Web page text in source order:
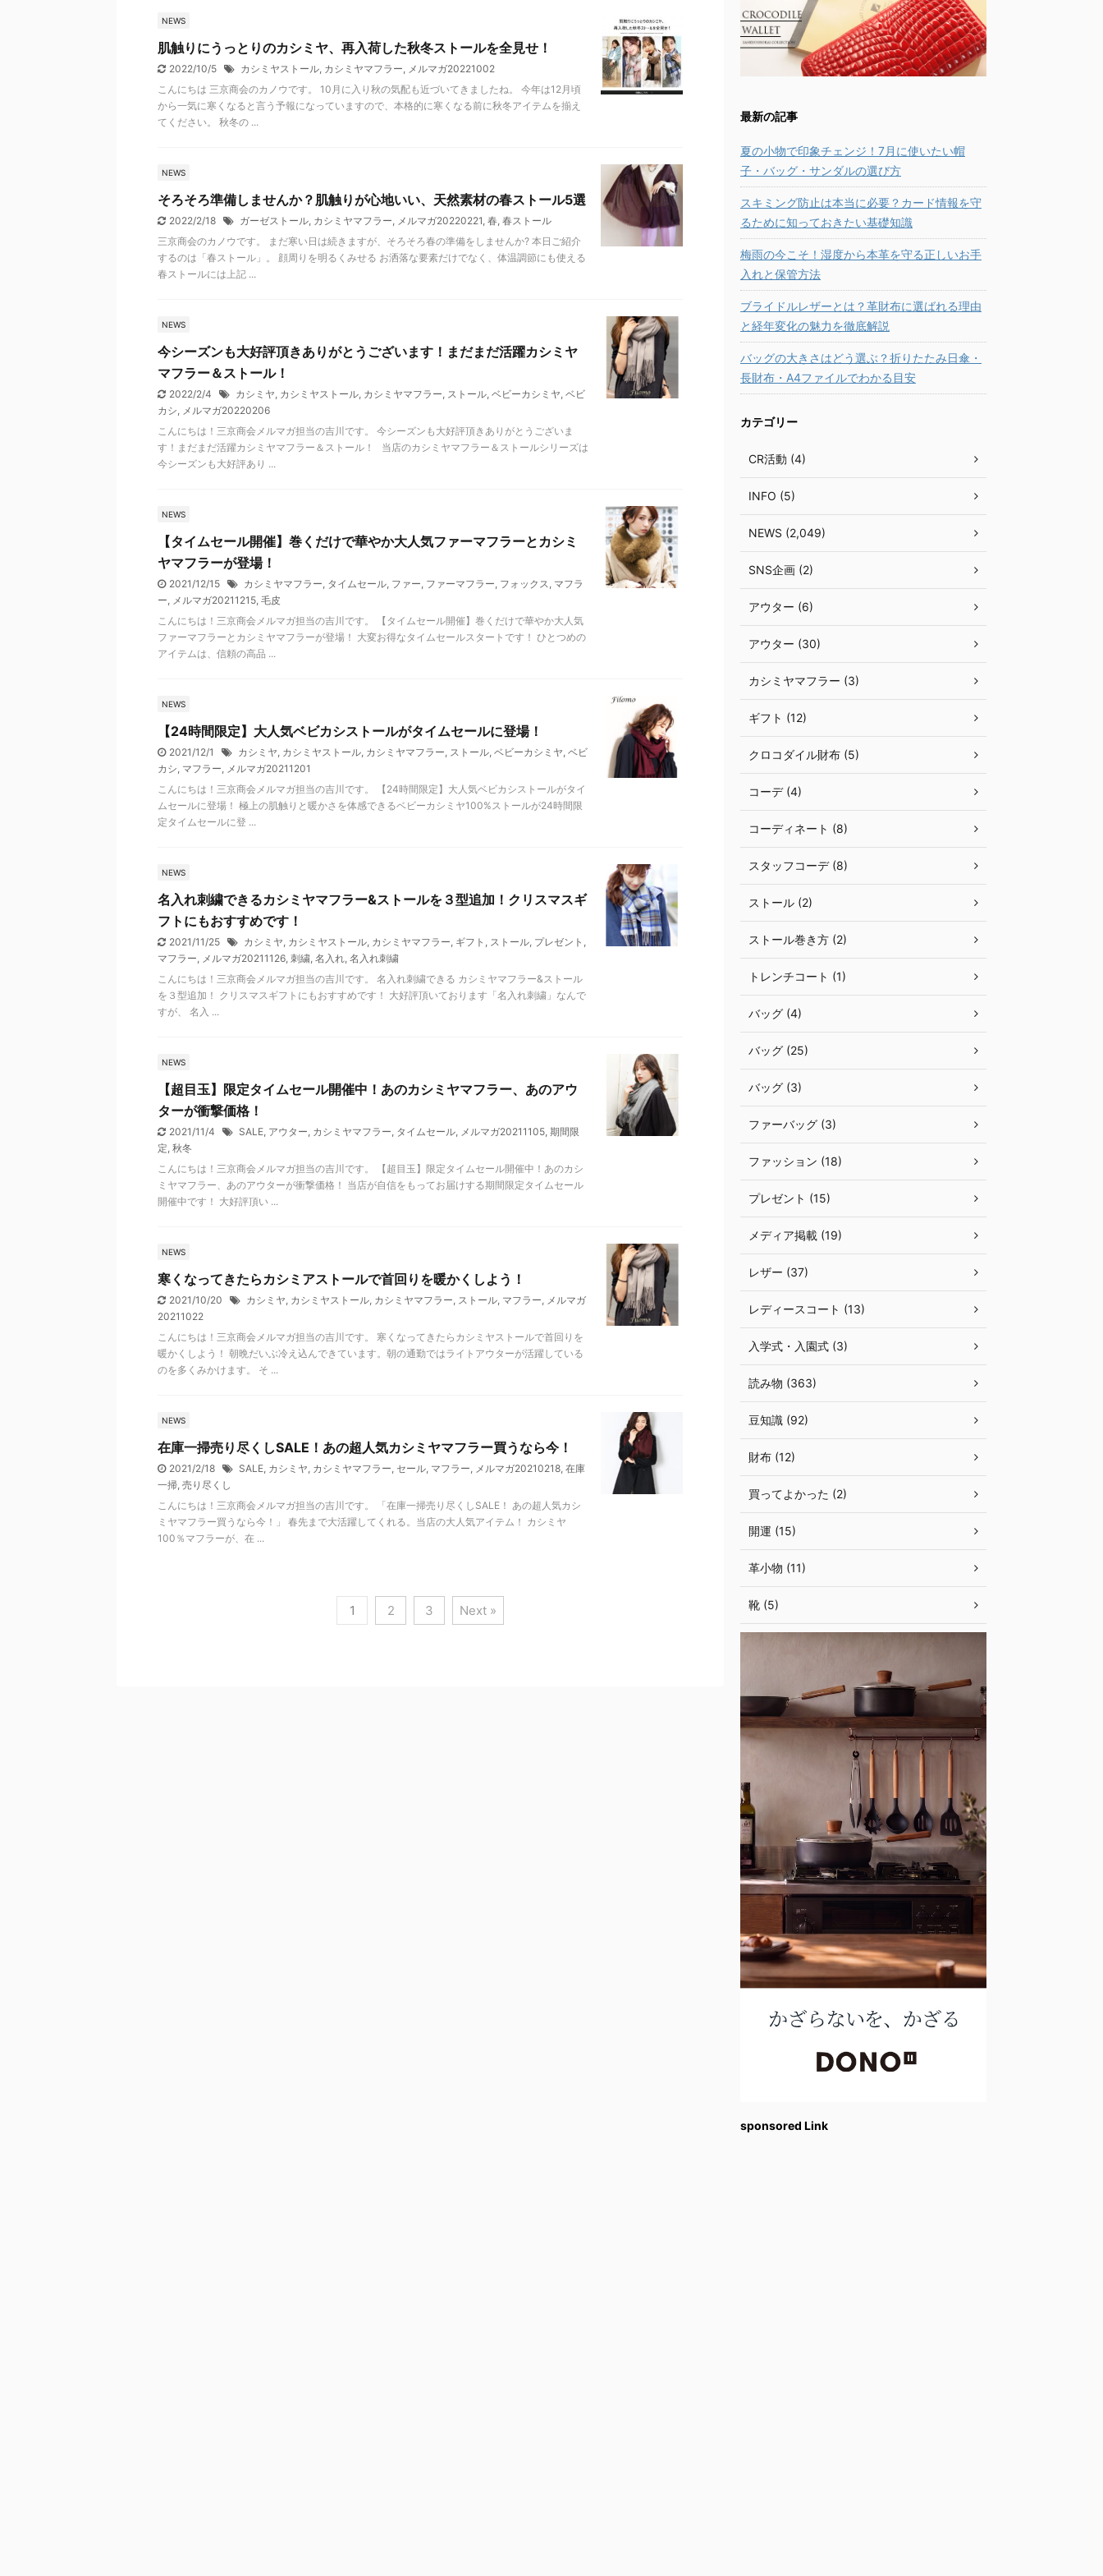
NEWS
肌触りにうっとりのカシミヤ、再入荷した秋冬ストールを全見せ！
2022/10/5 カシミヤストール, カシミヤマフラー, メルマガ20221002
こんにちは 三京商会のカノウです。 10月に入り秋の気配も近づいてきましたね。 今年は12月頃
から一気に寒くなると言う予報になっていますので、本格的に寒くなる前に秋冬アイテムを揃え
てください。 秋冬の ...
NEWS
そろそろ準備しませんか？肌触りが心地いい、天然素材の春ストール5選
2022/2/18 ガーゼストール, カシミヤマフラー, メルマガ20220221, 春, 春ストール
三京商会のカノウです。 まだ寒い日は続きますが、そろそろ春の準備をしませんか? 本日ご紹介
するのは「春ストール」。 顔周りを明るくみせる お洒落な要素だけでなく、体温調節にも使える
春ストールには上記 ...
NEWS
今シーズンも大好評頂きありがとうございます！まだまだ活躍カシミヤ
マフラー＆ストール！
2022/2/4 カシミヤ, カシミヤストール, カシミヤマフラー, ストール, ベビーカシミヤ, ベビ
カシ, メルマガ20220206
こんにちは！三京商会メルマガ担当の吉川です。 今シーズンも大好評頂きありがとうございま
す！まだまだ活躍カシミヤマフラー＆ストール！ 当店のカシミヤマフラー＆ストールシリーズは
今シーズンも大好評あり ...
NEWS
【タイムセール開催】巻くだけで華やか大人気ファーマフラーとカシミ
ヤマフラーが登場！
2021/12/15 カシミヤマフラー, タイムセール, ファー, ファーマフラー, フォックス, マフラ
ー, メルマガ20211215, 毛皮
こんにちは！三京商会メルマガ担当の吉川です。 【タイムセール開催】巻くだけで華やか大人気
ファーマフラーとカシミヤマフラーが登場！ 大変お得なタイムセールスタートです！ ひとつめの
アイテムは、信頼の高品 ...
NEWS
【24時間限定】大人気ベビカシストールがタイムセールに登場！
2021/12/1 カシミヤ, カシミヤストール, カシミヤマフラー, ストール, ベビーカシミヤ, ベビ
カシ, マフラー, メルマガ20211201
こんにちは！三京商会メルマガ担当の吉川です。 【24時間限定】大人気ベビカシストールがタイ
ムセールに登場！ 極上の肌触りと暖かさを体感できるベビーカシミヤ100%ストールが24時間限
定タイムセールに登 ...
NEWS
名入れ刺繍できるカシミヤマフラー&ストールを３型追加！クリスマスギ
フトにもおすすめです！
2021/11/25 カシミヤ, カシミヤストール, カシミヤマフラー, ギフト , ストール, プレゼント ,
マフラー, メルマガ20211126, 刺繍, 名入れ, 名入れ刺繍
こんにちは！三京商会メルマガ担当の吉川です。 名入れ刺繍できる カシミヤマフラー&ストール
を３型追加！ クリスマスギフトにもおすすめです！ 大好評頂いております「名入れ刺繍」なんで
すが、 名入 ...
NEWS
【超目玉】限定タイムセール開催中！あのカシミヤマフラー、あのアウ
ターが衝撃価格！
2021/11/4 SALE, アウター, カシミヤマフラー, タイムセール, メルマガ20211105, 期間限
定, 秋冬
こんにちは！三京商会メルマガ担当の吉川です。 【超目玉】限定タイムセール開催中！あのカシ
ミヤマフラー、あのアウターが衝撃価格！ 当店が自信をもってお届けする期間限定タイムセール
開催中です！ 大好評頂い ...
NEWS
寒くなってきたらカシミアストールで首回りを暖かくしよう！
2021/10/20 カシミヤ, カシミヤストール, カシミヤマフラー, ストール, マフラー, メルマガ
20211022
こんにちは！三京商会メルマガ担当の吉川です。 寒くなってきたらカシミヤストールで首回りを
暖かくしよう！ 朝晩だいぶ冷え込んできています。朝の通勤ではライトアウターが活躍している
のを多くみかけます。 そ ...
NEWS
在庫一掃売り尽くしSALE！あの超人気カシミヤマフラー買うなら今！
2021/2/18 SALE, カシミヤ, カシミヤマフラー, セール, マフラー, メルマガ20210218, 在庫
一掃, 売り尽くし
こんにちは！三京商会メルマガ担当の吉川です。 「在庫一掃売り尽くしSALE！ あの超人気カシ
ミヤマフラー買うなら今！」 春先まで大活躍してくれる。当店の大人気アイテム！ カシミヤ
100％マフラーが、在 ...
1 2 3 Next »
最新の記事
夏の小物で印象チェンジ！7月に使いたい帽
子・バッグ・サンダルの選び方
スキミング防止は本当に必要？カード情報を守
るために知っておきたい基礎知識
梅雨の今こそ！湿度から本革を守る正しいお手
入れと保管方法
ブライドルレザーとは？革財布に選ばれる理由
と経年変化の魅力を徹底解説
バッグの大きさはどう選ぶ？折りたたみ日傘・
長財布・A4ファイルでわかる目安
カテゴリー
CR活動 (4)
INFO (5)
NEWS (2,049)
SNS企画 (2)
アウター (6)
アウター (30)
カシミヤマフラー (3)
ギフト (12)
クロコダイル財布 (5)
コーデ (4)
コーディネート (8)
スタッフコーデ (8)
ストール (2)
ストール巻き方 (2)
トレンチコート (1)
バッグ (4)
バッグ (25)
バッグ (3)
ファーバッグ (3)
ファッション (18)
プレゼント (15)
メディア掲載 (19)
レザー (37)
レディースコート (13)
入学式・入園式 (3)
読み物 (363)
豆知識 (92)
財布 (12)
買ってよかった (2)
開運 (15)
革小物 (11)
靴 (5)
sponsored Link